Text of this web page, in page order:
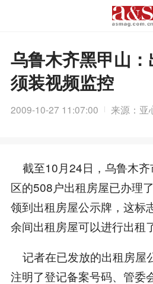
乌鲁木齐黑甲山
须装视频监控
2009-10-27 11:07:00 来源：亚
截至10月24日，乌鲁木齐
区的508户出租房屋已办理
领到出租房屋公示牌，这标
余间出租房屋可以进行出租了
记者在已发放的出租房屋
注明了登记备案号码、管委